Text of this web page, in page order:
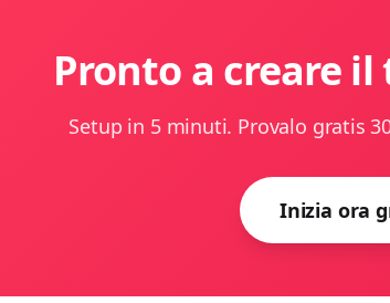
Pronto a creare il
Setup in 5 minuti. Provalo gratis
Inizia ora